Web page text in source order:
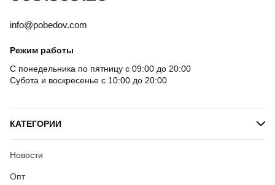
info@pobedov.com
Режим работы
С понедельника по пятницу с 09:00 до 20:00
Субота и воскресенье с 10:00 до 20:00
КАТЕГОРИИ
Новости
Опт